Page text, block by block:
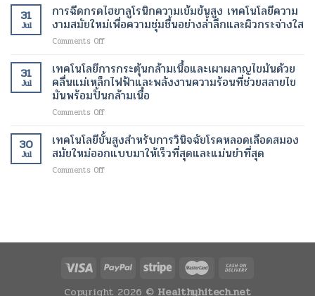
ผิว
อย่าง
เป็น
หนัก
สมัย
รักษา
ภาวะ
หัวใจ
เต้น
จังหวะ
สแกน
กระเพาะ
ปัสสาวะ
ด้วย
ซา
วนด์
3
มิติ
ความ
ครั้ง
สำคัญ
ปริมาตร
31
Jul
การฉีดกรดไฮยาลูโรนิกความเข้มข้นสูง เทคโนโลยีความ
งามสมัยใหม่เพื่อความชุ่มชื้นอย่างล้ำลึกและผิวกระจ่างใส
Comments Offon
ฉีด
กรด
ไฮ
ยา
ลู
นิก
ความ
เข้ม
ข้น
ใหม่
ความ
ชื้น
31
Jul
เทคโนโลยีการกระตุ้นกล้ามเนื้อและเผาผลาญไขมันด้วย
คลื่นแม่เหล็กไฟฟ้าและพลังงานความร้อนที่ช่วยสลายไข
มันพร้อมปั้นกล้ามเนื้อ
Comments Offon
การก
ระ
ตุ้
นก
ผลาญ
มัน
คลื่นแม่เหล็กไฟฟ้า
30
Jul
เทคโนโลยีขั้นสูงสำหรับการวินิจฉัยโรคหลอดเลือดสมอง
สมัยใหม่ออกแบบมาให้เร็วที่สุดและแม่นยำที่สุด
Comments Offon
วินิจฉัย
หลอด
สมอง
Copyright 2026 © Healthyhitech.net